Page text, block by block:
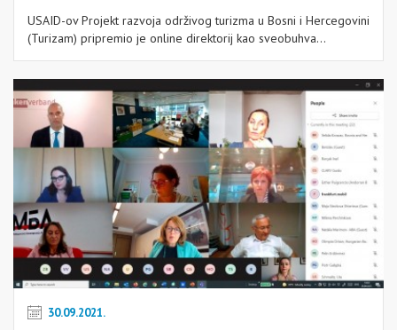
USAID-ov Projekt razvoja održivog turizma u Bosni i Hercegovini
(Turizam) pripremio je online direktorij kao sveobuhva...
30.09.2021.